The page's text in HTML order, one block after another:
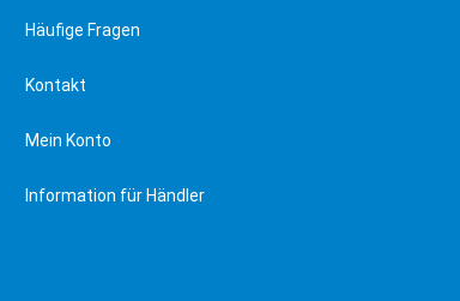
Häufige Fragen
Kontakt
Mein Konto
Information für Händler